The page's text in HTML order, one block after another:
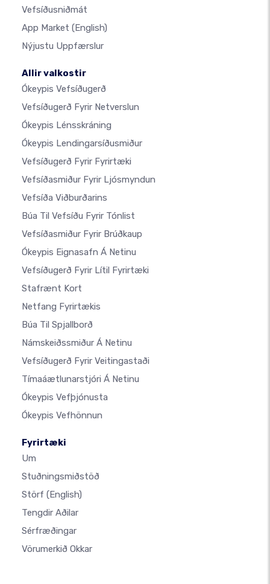
Vefsíðusniðmát
App Market (English)
Nýjustu Uppfærslur
Allir valkostir
Ókeypis Vefsíðugerð
Vefsíðugerð Fyrir Netverslun
Ókeypis Lénsskráning
Ókeypis Lendingarsíðusmiður
Vefsíðugerð Fyrir Fyrirtæki
Vefsíðasmiður Fyrir Ljósmyndun
Vefsíða Viðburðarins
Búa Til Vefsíðu Fyrir Tónlist
Vefsíðasmiður Fyrir Brúðkaup
Ókeypis Eignasafn Á Netinu
Vefsíðugerð Fyrir Lítil Fyrirtæki
Stafrænt Kort
Netfang Fyrirtækis
Búa Til Spjallborð
Námskeiðssmiður Á Netinu
Vefsíðugerð Fyrir Veitingastaði
Tímaáætlunarstjóri Á Netinu
Ókeypis Vefþjónusta
Ókeypis Vefhönnun
Fyrirtæki
Um
Stuðningsmiðstöð
Störf (English)
Tengdir Aðilar
Sérfræðingar
Vörumerkið Okkar